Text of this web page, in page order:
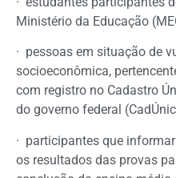
Ministério da Educação
· pessoas em situação de
socioeconômica,
com registro no Cadastro
do governo federal
· participantes que
os resultados das provas